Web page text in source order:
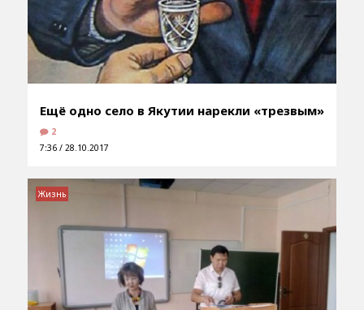
Ещё одно село в Якутии нарекли «трезвым»
2
7:36 / 28.10.2017
Жизнь